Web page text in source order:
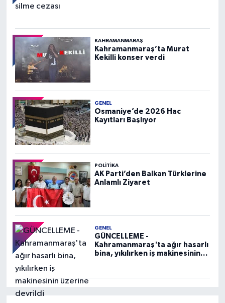
KAHRAMANMARAŞ
Kahramanmaraş’ta Murat
Kekilli konser verdi
GENEL
Osmaniye’de 2026 Hac
Kayıtları Başlıyor
POLITIKA
AK Parti’den Balkan Türklerine
Anlamlı Ziyaret
GENEL
GÜNCELLEME -
Kahramanmaraş'ta ağır hasarlı
bina, yıkılırken iş makinesinin